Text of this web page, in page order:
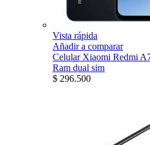
Vista rápida
Añadir a comparar
Celular Xiaomi Redmi
Ram dual sim
$ 296.500